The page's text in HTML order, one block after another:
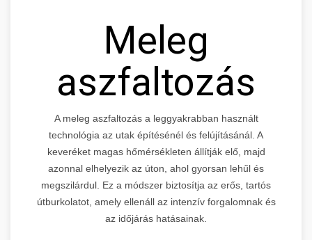
Meleg
aszfaltozás
A meleg aszfaltozás a leggyakrabban használt
technológia az utak építésénél és felújításánál. A
keveréket magas hőmérsékleten állítják elő, majd
azonnal elhelyezik az úton, ahol gyorsan lehűl és
megszilárdul. Ez a módszer biztosítja az erős, tartós
útburkolatot, amely ellenáll az intenzív forgalomnak és
az időjárás hatásainak.